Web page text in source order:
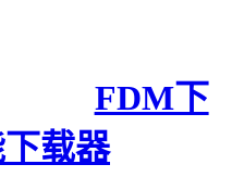
FDM下
载器